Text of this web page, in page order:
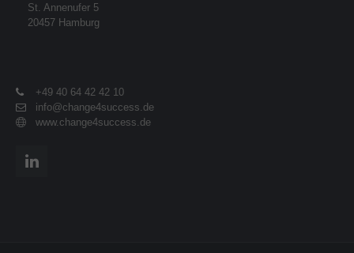
St. Annenufer 5
20457 Hamburg
+49 40 64 42 42 10
info@change4success.de
www.change4success.de